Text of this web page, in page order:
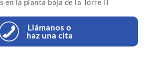
en la planta baja de la Torre II
Llámanos o
haz una cita